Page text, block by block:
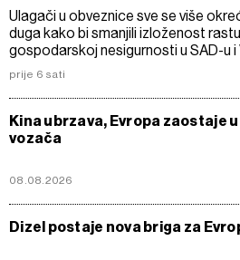
Ulagači u obveznice sve se više
duga kako bi smanjili izloženost
gospodarskoj nesigurnosti u SAD-u i
prije 6 sati
Kina ubrzava, Evropa zaostaje
vozača
08.08.2026
Dizel postaje nova briga za